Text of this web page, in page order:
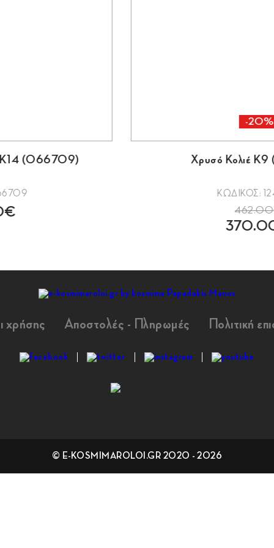
-21%
Λευκόχρυσο Κολιέ με
ΚΩΔΙΚΟΣ:
430.00€
χρήσης Αποστολές - Πληρωμές Πολιτική
© E-KOSMIMAROLOI.GR 2020 - 2026